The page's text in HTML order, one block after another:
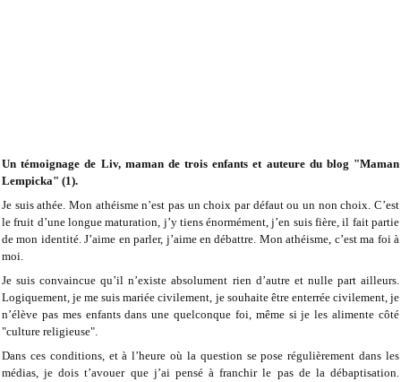
Un témoignage de Liv, maman de trois enfants et auteure du blog "Maman
Lempicka" (1).
Je suis athée. Mon athéisme n’est pas un choix par défaut ou un non choix. C’est
le fruit d’une longue maturation, j’y tiens énormément, j’en suis fière, il fait partie
de mon identité. J’aime en parler, j’aime en débattre. Mon athéisme, c’est ma foi à
moi.
Je suis convaincue qu’il n’existe absolument rien d’autre et nulle part ailleurs.
Logiquement, je me suis mariée civilement, je souhaite être enterrée civilement, je
n’élève pas mes enfants dans une quelconque foi, même si je les alimente côté
"culture religieuse".
Dans ces conditions, et à l’heure où la question se pose régulièrement dans les
médias, je dois t’avouer que j’ai pensé à franchir le pas de la débaptisation.